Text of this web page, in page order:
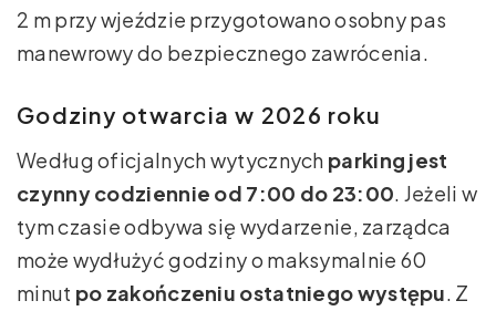
2 m przy wjeździe przygotowano osobny pas
manewrowy do bezpiecznego zawrócenia.
Godziny otwarcia w 2026 roku
Według oficjalnych wytycznych parking jest
czynny codziennie od 7:00 do 23:00. Jeżeli w
tym czasie odbywa się wydarzenie, zarządca
może wydłużyć godziny o maksymalnie 60
minut po zakończeniu ostatniego występu. Z